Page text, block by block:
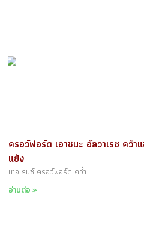
ครอว์ฟอร์ด เอาชนะ อัลวาเรซ คว้า
แย้ง
เทอเรนซ์ ครอว์ฟอร์ด คว่ำ
อ่านต่อ »